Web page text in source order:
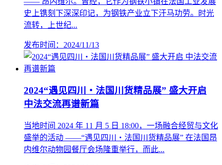
史上镌刻下深深印记，为钢铁产业立下汗马功劳。时光
流转，上世纪...
发布时间：2024/11/13
2024“遇见四川・法国川货精品展” 盛大开启
中法交流再谱新篇
当地时间 2024 年 11 月 5 日 18:00，一场融合经贸与文化
盛举的活动 ——“遇见四川・法国川货精品展” 在法国昂
内维尔动物园餐厅会场隆重举行，而此...